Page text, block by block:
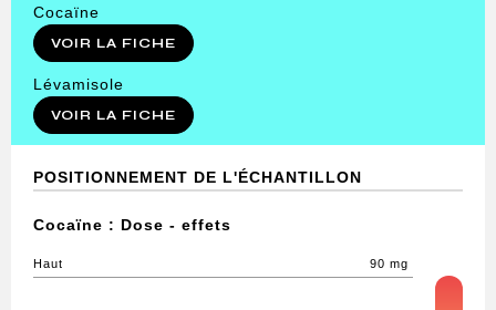
Cocaïne
VOIR LA FICHE
Lévamisole
VOIR LA FICHE
POSITIONNEMENT DE L'ÉCHANTILLON
Cocaïne : Dose - effets
Haut 90 mg